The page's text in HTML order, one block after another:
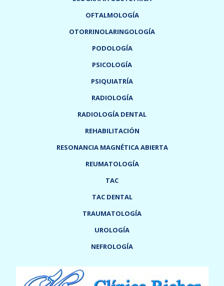
OFTALMOLOGÍA
OTORRINOLARINGOLOGÍA
PODOLOGÍA
PSICOLOGÍA
PSIQUIATRÍA
RADIOLOGÍA
RADIOLOGÍA DENTAL
REHABILITACIÓN
RESONANCIA MAGNÉTICA ABIERTA
REUMATOLOGÍA
TAC
TAC DENTAL
TRAUMATOLOGÍA
UROLOGÍA
NEFROLOGÍA